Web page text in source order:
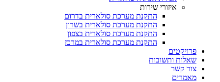
איזורי שירות
התקנת מערכת סולארית בדרום
התקנת מערכת סולארית בשרון
התקנת מערכת סולארית בצפון
התקנת מערכת סולארית במרכז
פרויקטים
שאלות ותשובות
צור קשר
מאמרים